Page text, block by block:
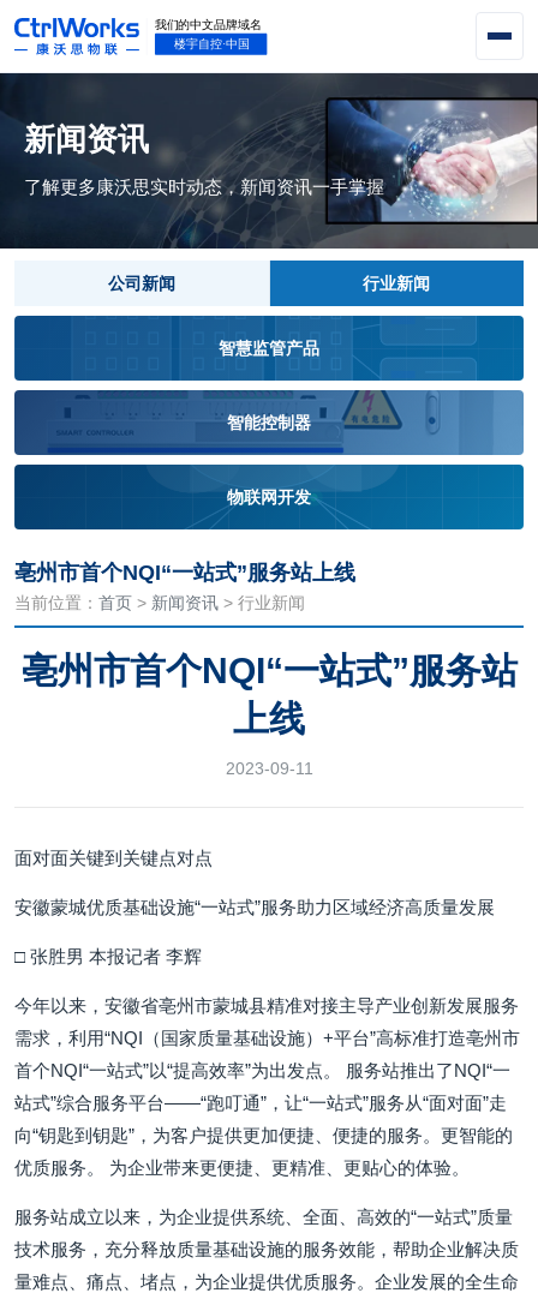
新闻资讯
了解更多康沃思实时动态，新闻资讯一手掌握
公司新闻 行业新闻
智慧监管产品
智能控制器
物联网开发
亳州市首个NQI“一站式”服务站上线
当前位置： 首页 > 新闻资讯 > 行业新闻
亳州市首个NQI“一站式”服务站
上线
2023-09-11
面对面关键到关键点对点
安徽蒙城优质基础设施“一站式”服务助力区域经济高质量发展
□ 张胜男 本报记者 李辉
今年以来，安徽省亳州市蒙城县精准对接主导产业创新发展服务
需求，利用“NQI（国家质量基础设施）+平台”高标准打造亳州市
首个NQI“一站式”以“提高效率”为出发点。 服务站推出了NQI“一
站式”综合服务平台——“跑叮通”，让“一站式”服务从“面对面”走
向“钥匙到钥匙”，为客户提供更加便捷、便捷的服务。更智能的
优质服务。 为企业带来更便捷、更精准、更贴心的体验。
服务站成立以来，为企业提供系统、全面、高效的“一站式”质量
技术服务，充分释放质量基础设施的服务效能，帮助企业解决质
量难点、痛点、堵点，为企业提供优质服务。企业发展的全生命